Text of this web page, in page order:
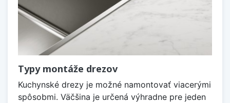
Typy montáže drezov
Kuchynské drezy je možné namontovať viacerými
spôsobmi. Väčšina je určená výhradne pre jeden